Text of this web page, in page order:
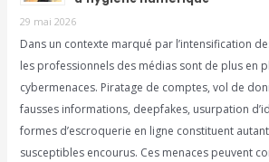
29 mai 2026
Dans un contexte marqué par l’intensification
les professionnels des médias sont de plus en
cybermenaces. Piratage de comptes, vol de
fausses informations, deepfakes, usurpation
formes d’escroquerie en ligne constituent
susceptibles encourus. Ces menaces peuvent